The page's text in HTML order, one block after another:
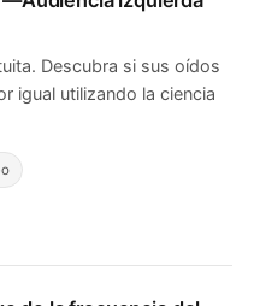
Descubra si sus oídos
igual utilizando la ciencia